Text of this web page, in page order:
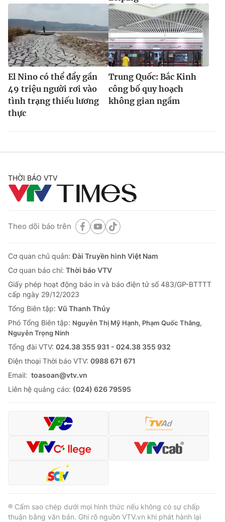
El Nino có thể đẩy gần
49 triệu người rơi vào
tình trạng thiếu lương
thực
Trung Quốc: Bắc Kinh
công bố quy hoạch
không gian ngầm
THỜI BÁO VTV
Theo dõi báo trên
Cơ quan chủ quản:Đài Truyền hình Việt Nam
Cơ quan báo chí: Thời báo VTV
Giấy phép hoạt động báo in và báo điện tử số 483/GP-BTTTT
cấp ngày 29/12/2023
Tổng Biên tập: Vũ Thanh Thủy
Phó Tổng Biên tập: Nguyễn Thị Mỹ Hạnh, Phạm Quốc Thắng,
Nguyễn Trọng Ninh
Tổng đài VTV: 024.38 355 931 - 024.38 355 932
Ðiện thoại Thời báo VTV: 0988 671 671
Email: toasoan@vtv.vn
Liên hệ quảng cáo: (024) 626 79595
® Cấm sao chép dưới mọi hình thức nếu không có sự chấp
thuận bằng văn bản. Ghi rõ nguồn VTV.vn khi phát hành lại